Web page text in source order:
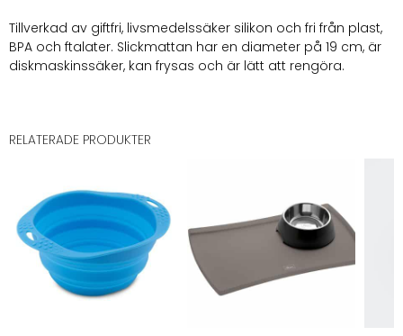
Tillverkad av giftfri, livsmedelssäker silikon och fri från plast,
BPA och ftalater. Slickmattan har en diameter på 19 cm, är
diskmaskinssäker, kan frysas och är lätt att rengöra.
RELATERADE PRODUKTER